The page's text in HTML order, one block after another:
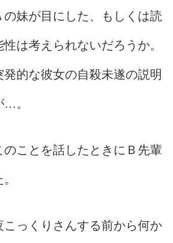
妹が目にした、もしくは読
は考えられないだろうか。
的な彼女の自殺未遂の説明
…。
ことを話したときにＢ先輩
こっくりさんする前から何か